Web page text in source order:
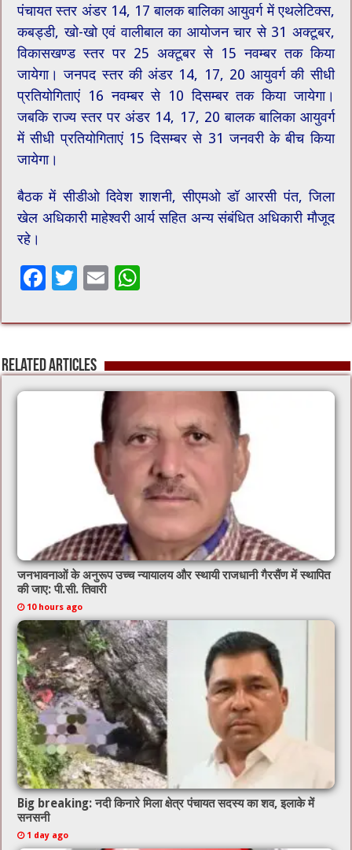
पंचायत स्तर अंडर 14, 17 बालक बालिका आयुवर्ग में एथलेटिक्स,
कबड्डी, खो-खो एवं वालीबाल का आयोजन चार से 31 अक्टूबर,
विकासखण्ड स्तर पर 25 अक्टूबर से 15 नवम्बर तक किया
जायेगा। जनपद स्तर की अंडर 14, 17, 20 आयुवर्ग की सीधी
प्रतियोगिताएं 16 नवम्बर से 10 दिसम्बर तक किया जायेगा।
जबकि राज्य स्तर पर अंडर 14, 17, 20 बालक बालिका आयुवर्ग
में सीधी प्रतियोगिताएं 15 दिसम्बर से 31 जनवरी के बीच किया
जायेगा।
बैठक में सीडीओ दिवेश शाशनी, सीएमओ डॉ आरसी पंत, जिला
खेल अधिकारी माहेश्वरी आर्य सहित अन्य संबंधित अधिकारी मौजूद
रहे।
F
e
b
o
T
tt
er
E
ai
l
at
sA
p
Related Articles
जनभावनाओं के अनुरूप उच्च न्यायालय और स्थायी राजधानी गैरसैंण में स्थापित
की जाए: पी.सी. तिवारी
10 hours ago
Big breaking: नदी किनारे मिला क्षेत्र पंचायत सदस्य का शव, इलाके में
सनसनी
1 day ago